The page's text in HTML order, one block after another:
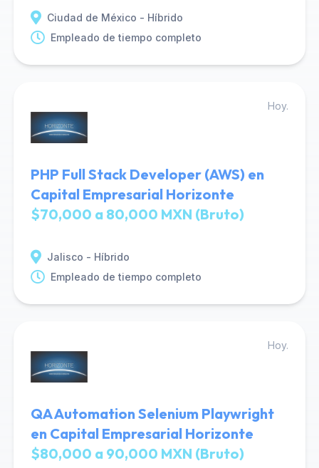
Ciudad de México - Híbrido
Empleado de tiempo completo
Hoy.
PHP Full Stack Developer (AWS) en
Capital Empresarial Horizonte
$70,000 a 80,000 MXN (Bruto)
Jalisco - Híbrido
Empleado de tiempo completo
Hoy.
QA Automation Selenium Playwright
en Capital Empresarial Horizonte
$80,000 a 90,000 MXN (Bruto)